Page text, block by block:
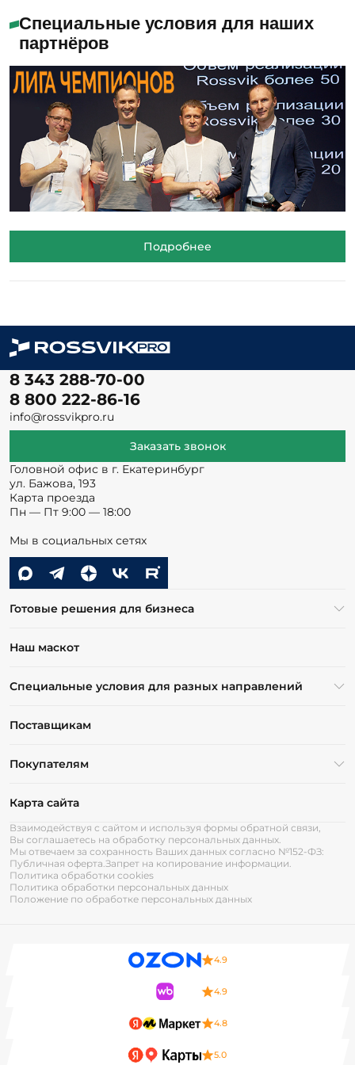
Специальные условия для наших
партнёров
Подробнее
8 343 288-70-00
8 800 222-86-16
info@rossvikpro.ru
Заказать звонок
Головной офис в г. Екатеринбург
ул. Бажова, 193
Карта проезда
Пн — Пт 9:00 — 18:00
Мы в социальных сетях
Готовые решения для бизнеса
Наш маскот
Специальные условия для разных направлений
Поставщикам
Покупателям
Карта сайта
Взаимодействуя с сайтом и используя формы обратной связи,
Вы соглашаетесь на обработку персональных данных.
Мы отвечаем за сохранность Ваших данных согласно №152-ФЗ:
Публичная оферта.Запрет на копирование информации.
Политика обработки cookies
Политика обработки персональных данных
Положение по обработке персональных данных
4.9
4.9
4.8
5.0